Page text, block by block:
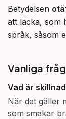
Betydelsen
att läcka, som
språk, såsom
Vanliga
Vad är
När det gäller
som smakar